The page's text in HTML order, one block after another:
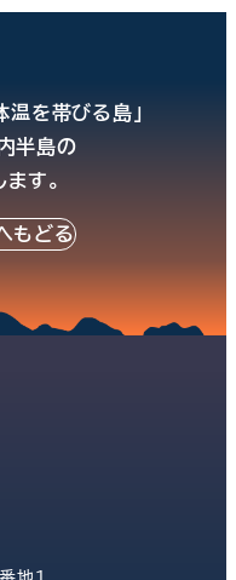
温を帯びる島」
半島の
す。
もどる